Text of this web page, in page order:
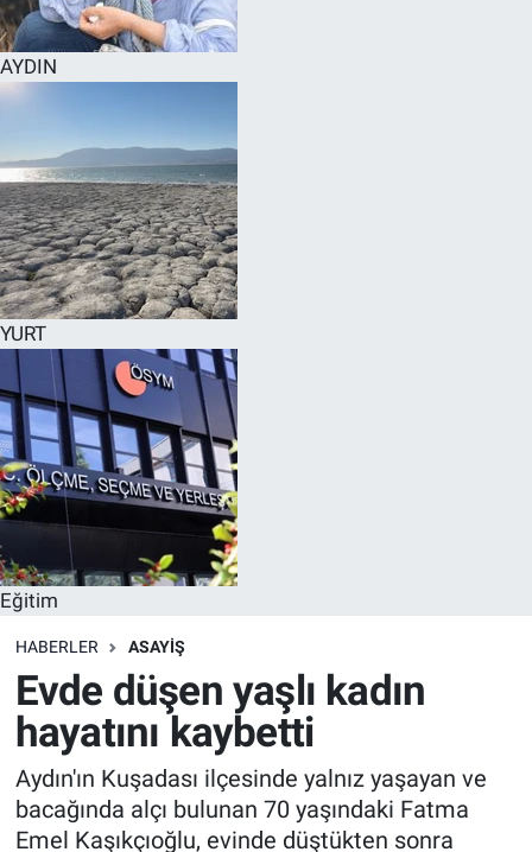
AYDIN
YURT
Eğitim
HABERLER ASAYİŞ
Evde düşen yaşlı kadın
hayatını kaybetti
Aydın'ın Kuşadası ilçesinde yalnız yaşayan ve
bacağında alçı bulunan 70 yaşındaki Fatma
Emel Kaşıkçıoğlu, evinde düştükten sonra